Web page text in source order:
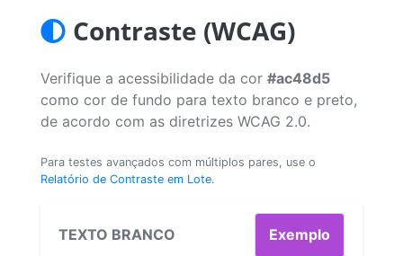
Contraste (WCAG)
Verifique a acessibilidade da cor #ac48d5
como cor de fundo para texto branco e preto,
de acordo com as diretrizes WCAG 2.0.
Para testes avançados com múltiplos pares, use o
Relatório de Contraste em Lote.
TEXTO BRANCO Exemplo